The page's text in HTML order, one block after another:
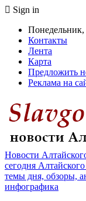
Sign in
Понедельник,
Контакты
Лента
Карта
Предложить
Реклама на
Новости
сегодня
темы дня, обзоры,
инфографика